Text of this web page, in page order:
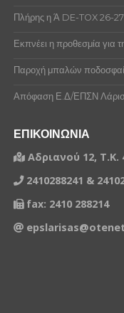
Πλήρης η Ά DE-TOX 26-27
Εκπνέει η προθεσμία για
Παροχή μπαλών
Απόφαση Ε.Δ/ΕΠΣΝ
ΕΠΙΚΟΙΝΩΝΙΑ
Αδριανού 12, Τ.Κ.
2410288241 &
fax: 2410 288214